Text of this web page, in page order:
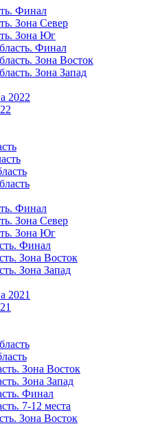
Финал
Зона Север
Зона Юг
Финал
Зона Восток
Зона Запад
2022
Финал
Зона Север
Зона Юг
Финал
Зона Восток
Зона Запад
2021
Зона Восток
Зона Запад
Финал
7-12 места
Зона Восток